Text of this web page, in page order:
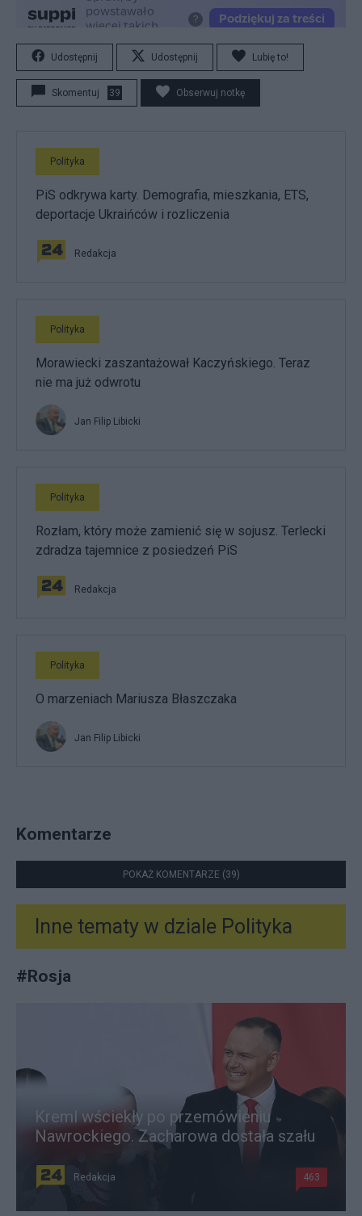
Udostępnij Udostępnij Lubię to!
Skomentuj 39 Obserwuj notkę
Polityka
PiS odkrywa karty. Demografia, mieszkania, ETS,
deportacje Ukraińców i rozliczenia
Redakcja
Polityka
Morawiecki zaszantażował Kaczyńskiego. Teraz
nie ma już odwrotu
Jan Filip Libicki
Polityka
Rozłam, który może zamienić się w sojusz. Terlecki
zdradza tajemnice z posiedzeń PiS
Redakcja
Polityka
O marzeniach Mariusza Błaszczaka
Jan Filip Libicki
Komentarze
POKAŻ KOMENTARZE (39)
Inne tematy w dziale Polityka
#Rosja
Kreml wściekły po przemówieniu
Nawrockiego. Zacharowa dostała szału
Redakcja 463